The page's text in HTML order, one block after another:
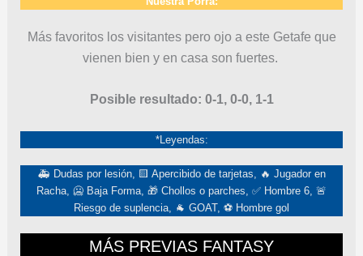
Más favoritos los visitantes pero ojo a este Getafe que
vienen bien y en casa son fuertes.
Posible resultado: 0-1, 0-0, 1-1
*Leyendas:
🚑 Dudas por lesión, 🟨 Apercibido de tarjetas, 🔥 Jugador en
Racha, 🥶 Baja Forma, 🎁 Chollos o parches, ✅ Hombre 6, 🚨
Riesgo de suplencia, 🐐 GOAT, ⚽ Hombre gol
MÁS PREVIAS FANTASY